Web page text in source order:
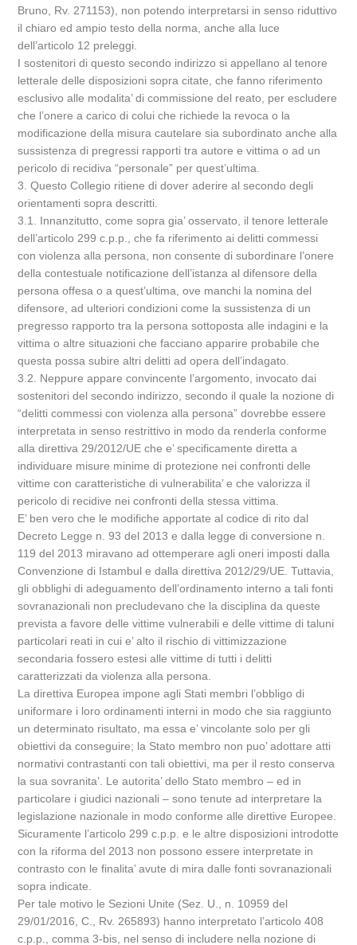
Bruno, Rv. 271153), non potendo interpretarsi in senso riduttivo
il chiaro ed ampio testo della norma, anche alla luce
dell’articolo 12 preleggi.
I sostenitori di questo secondo indirizzo si appellano al tenore
letterale delle disposizioni sopra citate, che fanno riferimento
esclusivo alle modalita’ di commissione del reato, per escludere
che l’onere a carico di colui che richiede la revoca o la
modificazione della misura cautelare sia subordinato anche alla
sussistenza di pregressi rapporti tra autore e vittima o ad un
pericolo di recidiva “personale” per quest’ultima.
3. Questo Collegio ritiene di dover aderire al secondo degli
orientamenti sopra descritti.
3.1. Innanzitutto, come sopra gia’ osservato, il tenore letterale
dell’articolo 299 c.p.p., che fa riferimento ai delitti commessi
con violenza alla persona, non consente di subordinare l’onere
della contestuale notificazione dell’istanza al difensore della
persona offesa o a quest’ultima, ove manchi la nomina del
difensore, ad ulteriori condizioni come la sussistenza di un
pregresso rapporto tra la persona sottoposta alle indagini e la
vittima o altre situazioni che facciano apparire probabile che
questa possa subire altri delitti ad opera dell’indagato.
3.2. Neppure appare convincente l’argomento, invocato dai
sostenitori del secondo indirizzo, secondo il quale la nozione di
“delitti commessi con violenza alla persona” dovrebbe essere
interpretata in senso restrittivo in modo da renderla conforme
alla direttiva 29/2012/UE che e’ specificamente diretta a
individuare misure minime di protezione nei confronti delle
vittime con caratteristiche di vulnerabilita’ e che valorizza il
pericolo di recidive nei confronti della stessa vittima.
E’ ben vero che le modifiche apportate al codice di rito dal
Decreto Legge n. 93 del 2013 e dalla legge di conversione n.
119 del 2013 miravano ad ottemperare agli oneri imposti dalla
Convenzione di Istambul e dalla direttiva 2012/29/UE. Tuttavia,
gli obblighi di adeguamento dell’ordinamento interno a tali fonti
sovranazionali non precludevano che la disciplina da queste
prevista a favore delle vittime vulnerabili e delle vittime di taluni
particolari reati in cui e’ alto il rischio di vittimizzazione
secondaria fossero estesi alle vittime di tutti i delitti
caratterizzati da violenza alla persona.
La direttiva Europea impone agli Stati membri l’obbligo di
uniformare i loro ordinamenti interni in modo che sia raggiunto
un determinato risultato, ma essa e’ vincolante solo per gli
obiettivi da conseguire; la Stato membro non puo’ adottare atti
normativi contrastanti con tali obiettivi, ma per il resto conserva
la sua sovranita’. Le autorita’ dello Stato membro – ed in
particolare i giudici nazionali – sono tenute ad interpretare la
legislazione nazionale in modo conforme alle direttive Europee.
Sicuramente l’articolo 299 c.p.p. e le altre disposizioni introdotte
con la riforma del 2013 non possono essere interpretate in
contrasto con le finalita’ avute di mira dalle fonti sovranazionali
sopra indicate.
Per tale motivo le Sezioni Unite (Sez. U., n. 10959 del
29/01/2016, C., Rv. 265893) hanno interpretato l’articolo 408
c.p.p., comma 3-bis, nel senso di includere nella nozione di